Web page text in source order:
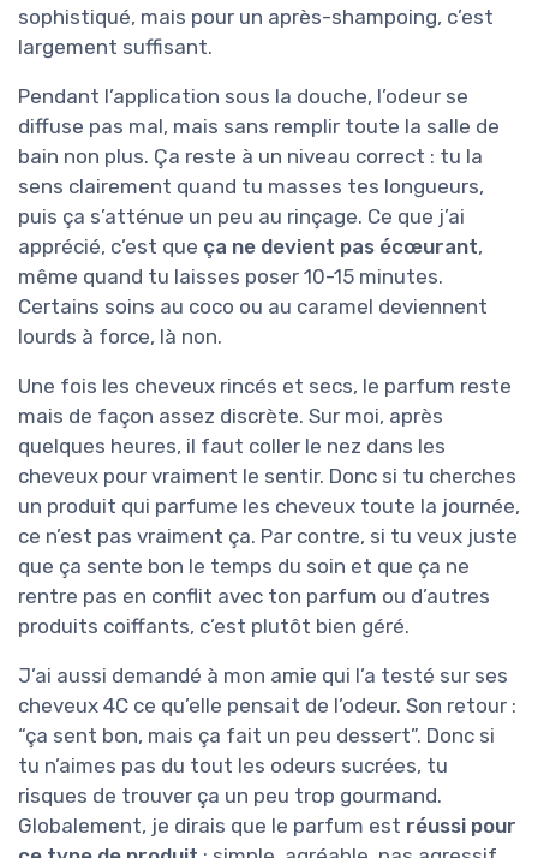
sophistiqué, mais pour un après-shampoing, c’est
largement suffisant.
Pendant l’application sous la douche, l’odeur se
diffuse pas mal, mais sans remplir toute la salle de
bain non plus. Ça reste à un niveau correct : tu la
sens clairement quand tu masses tes longueurs,
puis ça s’atténue un peu au rinçage. Ce que j’ai
apprécié, c’est que ça ne devient pas écœurant,
même quand tu laisses poser 10-15 minutes.
Certains soins au coco ou au caramel deviennent
lourds à force, là non.
Une fois les cheveux rincés et secs, le parfum reste
mais de façon assez discrète. Sur moi, après
quelques heures, il faut coller le nez dans les
cheveux pour vraiment le sentir. Donc si tu cherches
un produit qui parfume les cheveux toute la journée,
ce n’est pas vraiment ça. Par contre, si tu veux juste
que ça sente bon le temps du soin et que ça ne
rentre pas en conflit avec ton parfum ou d’autres
produits coiffants, c’est plutôt bien géré.
J’ai aussi demandé à mon amie qui l’a testé sur ses
cheveux 4C ce qu’elle pensait de l’odeur. Son retour :
“ça sent bon, mais ça fait un peu dessert”. Donc si
tu n’aimes pas du tout les odeurs sucrées, tu
risques de trouver ça un peu trop gourmand.
Globalement, je dirais que le parfum est réussi pour